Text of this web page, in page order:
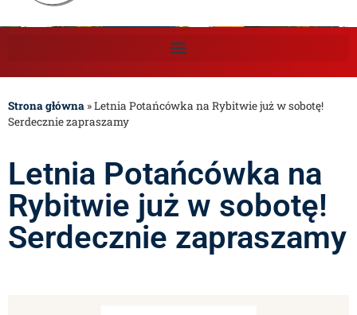
Strona główna »Letnia Potańcówka na Rybitwie już w sobotę!
Serdecznie zapraszamy
Letnia Potańcówka na
Rybitwie już w sobotę!
Serdecznie zapraszamy